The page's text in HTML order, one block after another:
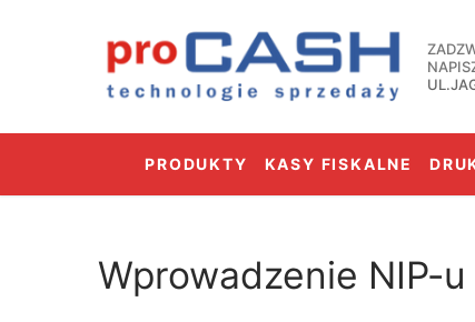
PRODUKTY KASY FISKALNE
Wprowadzenie NIP-